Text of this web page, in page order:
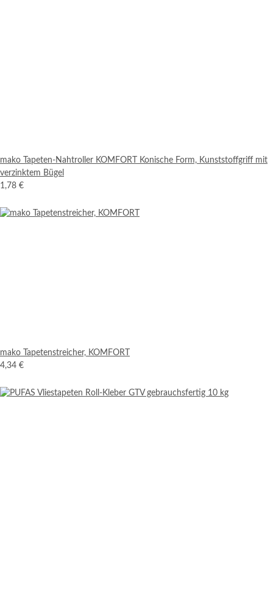
mako Tapeten-Nahtroller KOMFORT Konische Form, Kunststoffgriff mit
verzinktem Bügel
1,78 €
mako Tapetenstreicher, KOMFORT
4,34 €